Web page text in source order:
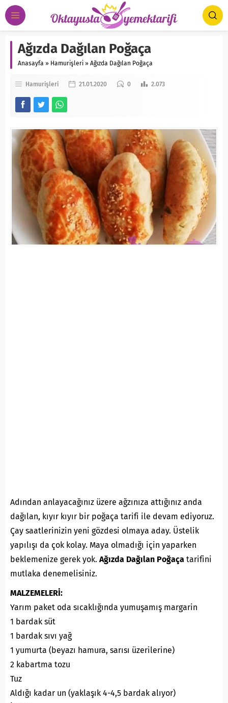
Ağızda Dağılan Poğaça
Anasayfa » Hamurişleri » Ağızda Dağılan Poğaça
Hamurişleri 21.01.2020 0 2.073
Adından anlayacağınız üzere ağzınıza attığınız anda
dağılan, kıyır kıyır bir poğaça tarifi ile devam ediyoruz.
Çay saatlerinizin yeni gözdesi olmaya aday. Üstelik
yapılışı da çok kolay. Maya olmadığı için yaparken
beklemenize gerek yok. Ağızda Dağılan Poğaça tarifini
mutlaka denemelisiniz.
MALZEMELERİ:
Yarım paket oda sıcaklığında yumuşamış margarin
1 bardak süt
1 bardak sıvı yağ
1 yumurta (beyazı hamura, sarısı üzerilerine)
2 kabartma tozu
Tuz
Aldığı kadar un (yaklaşık 4-4,5 bardak alıyor)